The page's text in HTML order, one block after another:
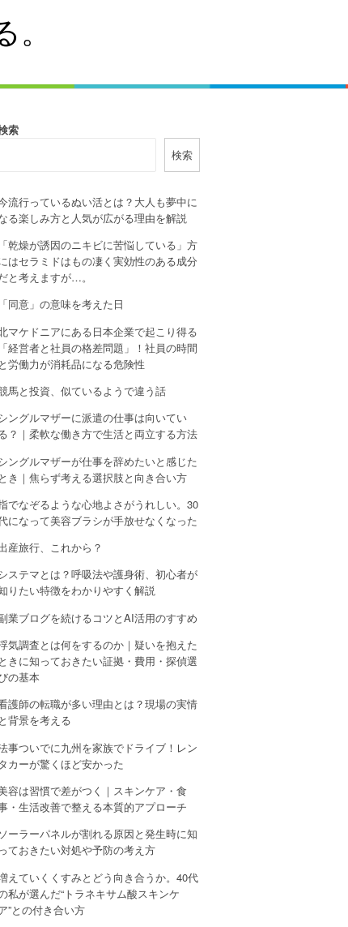
索
検索
流行っているぬい活とは？大人も夢中に
る楽しみ方と人気が広がる理由を解説
「乾燥が誘因のニキビに苦悩している」方
はセラミドはもの凄く実効性のある成分
と考えますが…。
「同意」の意味を考えた日
マケドニアにある日本企業で起こり得る
「経営者と社員の格差問題」！社員の時間
と労働力が消耗品になる危険性
馬と投資、似ているようで違う話
ングルマザーに派遣の仕事は向いてい
？｜柔軟な働き方で生活と両立する方法
ングルマザーが仕事を辞めたいと感じた
とき｜焦らず考える選択肢と向き合い方
でなぞるような心地よさがうれしい。30
になって美容ブラシが手放せなくなった
産旅行、これから？
ステマとは？呼吸法や護身術、初心者が
りたい特徴をわかりやすく解説
業ブログを続けるコツとAI活用のすすめ
気調査とは何をするのか｜疑いを抱えた
ときに知っておきたい証拠・費用・探偵選
の基本
護師の転職が多い理由とは？現場の実情
と背景を考える
事ついでに九州を家族でドライブ！レン
タカーが驚くほど安かった
容は習慣で差がつく｜スキンケア・食
・生活改善で整える本質的アプローチ
ソーラーパネルが割れる原因と発生時に知
っておきたい対処や予防の考え方
えていくくすみとどう向き合うか。40代
私が選んだ“トラネキサム酸スキンケ
”との付き合い方